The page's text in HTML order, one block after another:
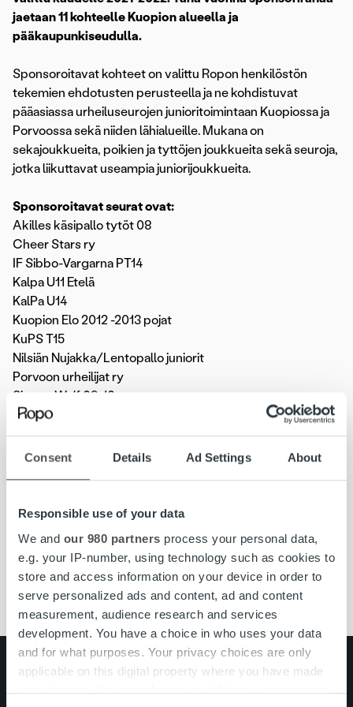
Consent Details Ad Settings About
Responsible use of your data
We and our 980 partners process your personal data,
e.g. your IP-number, using technology such as cookies to
store and access information on your device in order to
serve personalized ads and content, ad and content
measurement, audience research and services
development. You have a choice in who uses your data
and for what purposes. Your privacy choices are only
applicable on this digital property where you have made
your choices. You can change or withdraw your consent
jaetaan 11 kohteelle Kuopion alueella ja
pääkaupunkiseudulla.
Sponsoroitavat kohteet on valittu Ropon henkilöstön
tekemien ehdotusten perusteella ja ne kohdistuvat
pääasiassa urheiluseurojen junioritoimintaan Kuopiossa ja
Porvoossa sekä niiden lähialueille. Mukana on
sekajoukkueita, poikien ja tyttöjen joukkueita sekä seuroja,
jotka liikuttavat useampia juniorijoukkueita.
Sponsoroitavat seurat ovat:
Akilles käsipallo tytöt 08
Cheer Stars ry
IF Sibbo-Vargarna PT14
Kalpa U11 Etelä
KalPa U14
Kuopion Elo 2012 -2013 pojat
KuPS T15
Nilsiän Nujakka/Lentopallo juniorit
Porvoon urheilijat ry
Sipoon Wolf 09-10
Welhot P10
Lisäksi Ropo on tukemassa kaudella 2021-2022
#ropojengi joukkueurheilu
Ropo Capital
sponsorituki
Search for: